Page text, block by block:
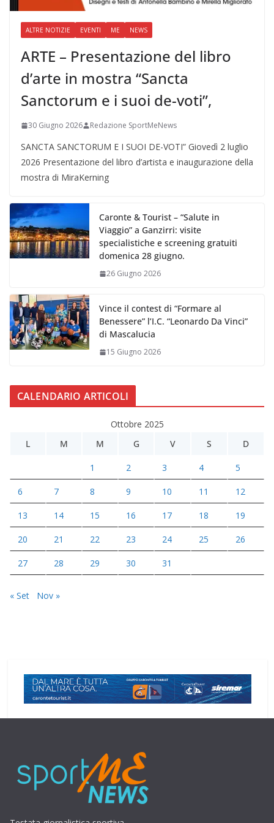
ALTRE NOTIZIE EVENTI ME NEWS
ARTE – Presentazione del libro
d’arte in mostra “Sancta
Sanctorum e i suoi de-voti”,
30 Giugno 2026 Redazione SportMeNews
SANCTA SANCTORUM E I SUOI DE-VOTI” Giovedì 2 luglio
2026 Presentazione del libro d’artista e inaugurazione della
mostra di MiraKerning
Caronte & Tourist – “Salute in
Viaggio” a Ganzirri: visite
specialistiche e screening gratuiti
domenica 28 giugno.
26 Giugno 2026
Vince il contest di “Formare al
Benessere” l’I.C. “Leonardo Da Vinci”
di Mascalucia
15 Giugno 2026
CALENDARIO ARTICOLI
Ottobre 2025
L
M M G V S D
1 2 3 4 5
6 7 8 9 10 11 12
13 14 15 16 17 18 19
20 21 22 23 24 25 26
27 28 29 30 31
« Set Nov »